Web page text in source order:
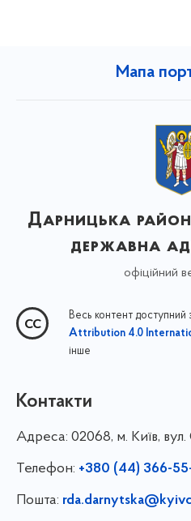
Мапа
Дарницька
державна
офіційний
Весь контент доступний
Attribution 4.0
інше
Контакти
Адреса: 02068, м. Київ,
Телефон: +380 (44) 366-
Пошта: